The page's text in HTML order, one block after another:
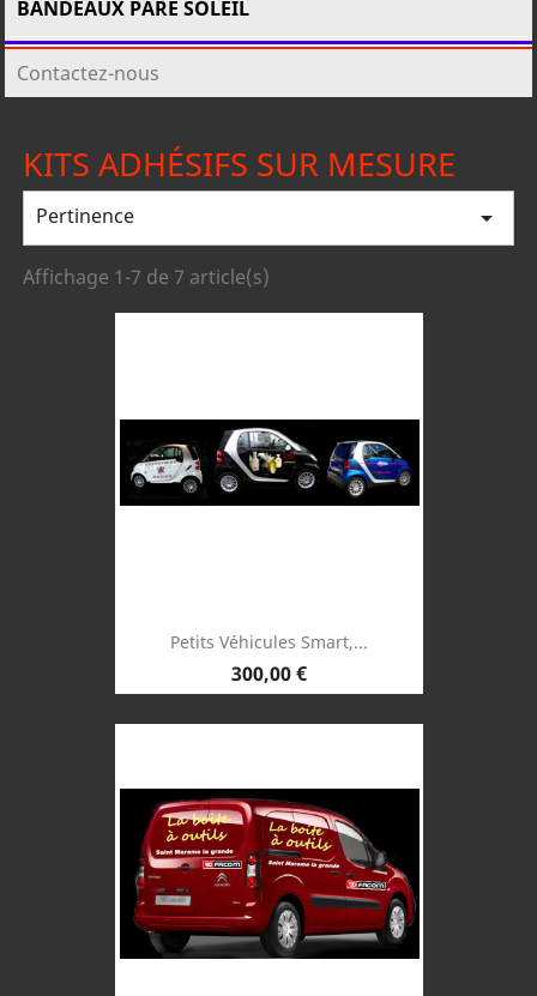
BANDEAUX PARE SOLEIL
Contactez-nous
KITS ADHÉSIFS SUR MESURE
Pertinence 
Affichage 1-7 de 7 article(s)
Petits Véhicules Smart,...
Prix
300,00 €